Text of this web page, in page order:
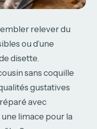
relever du
ou d’une
disette.
sans coquille
gustatives
avec
limace pour la